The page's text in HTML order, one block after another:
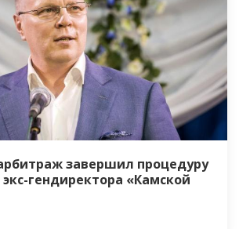
завершил процедуру
гендиректора «Камской